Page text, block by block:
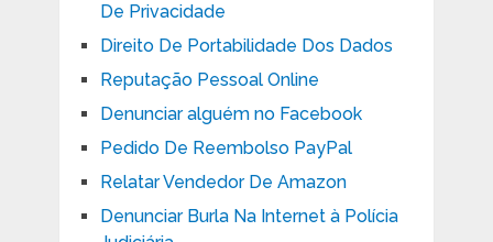
De Privacidade
Direito De Portabilidade Dos Dados
Reputação Pessoal Online
Denunciar alguém no Facebook
Pedido De Reembolso PayPal
Relatar Vendedor De Amazon
Denunciar Burla Na Internet à Polícia